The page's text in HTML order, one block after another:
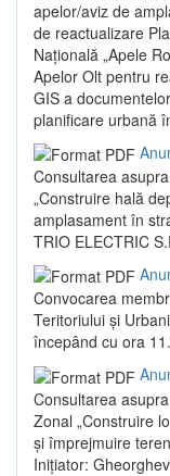
apelor/aviz de
de reactualizare
Națională „Apele
Apelor Olt pentru
GIS a
planificare urbană
Consultarea
„Construire hală
amplasament în
TRIO ELECTRIC
Convocarea
Teritoriului și
începând cu ora
Consultarea
Zonal „Construire
și împrejmuire
Inițiator: